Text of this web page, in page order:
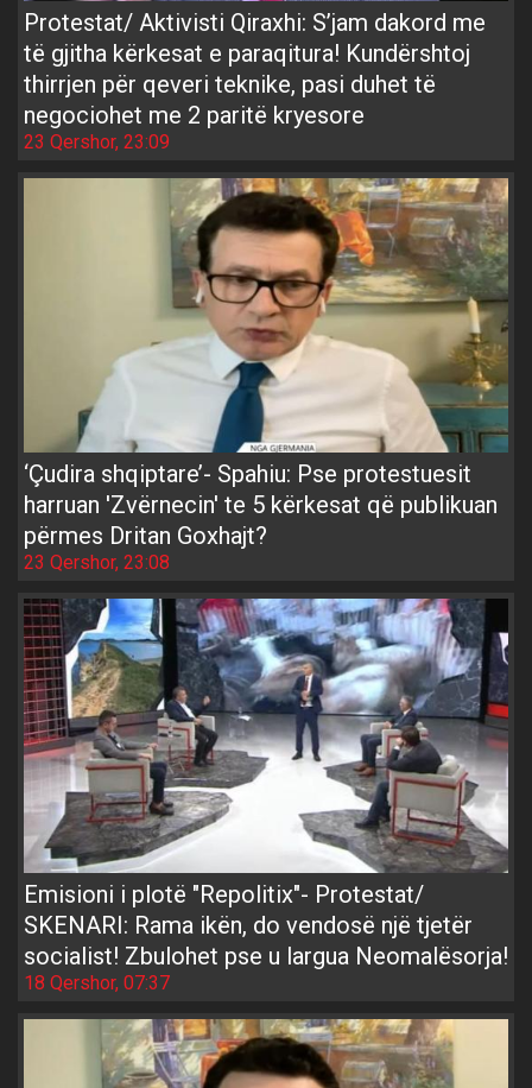
Protestat/ Aktivisti Qiraxhi: S’jam dakord me
të gjitha kërkesat e paraqitura! Kundërshtoj
thirrjen për qeveri teknike, pasi duhet të
negociohet me 2 paritë kryesore
23 Qershor, 23:09
‘Çudira shqiptare’- Spahiu: Pse protestuesit
harruan 'Zvërnecin' te 5 kërkesat që publikuan
përmes Dritan Goxhajt?
23 Qershor, 23:08
Emisioni i plotë "Repolitix"- Protestat/
SKENARI: Rama ikën, do vendosë një tjetër
socialist! Zbulohet pse u largua Neomalësorja!
18 Qershor, 07:37